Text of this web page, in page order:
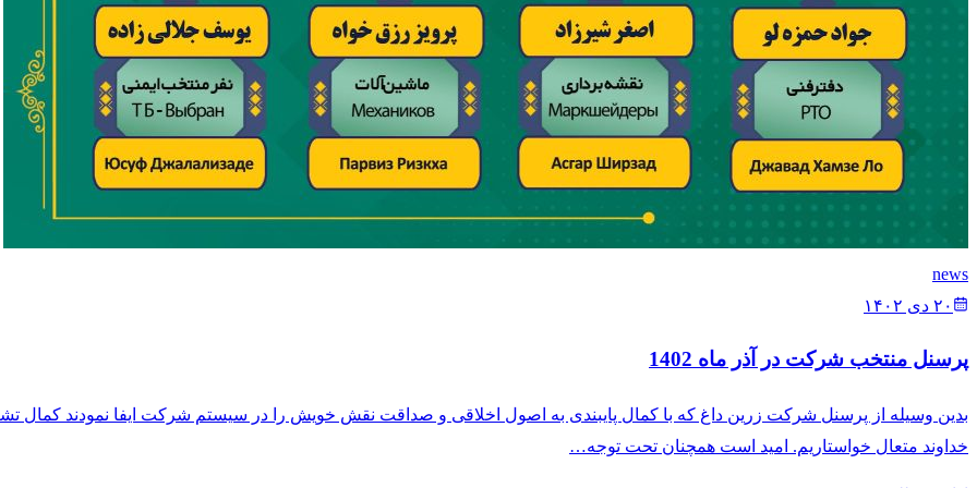
news
۲۰ دی ۱۴۰۲
پرسنل منتخب شرکت در آذر ماه 1402
بدین وسیله از پرسنل شرکت زرین داغ که با کمال پایبندی به اصول اخلاقی و صداقت نقش خویش را در سیستم شرکت ایفا نمودند کمال
خداوند متعال خواستاریم. امید است همچنان تحت توجه…